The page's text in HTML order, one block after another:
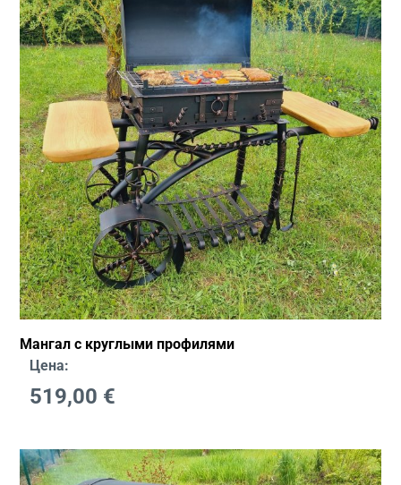
Мангал с круглыми профилями
Цена:
519,00 €